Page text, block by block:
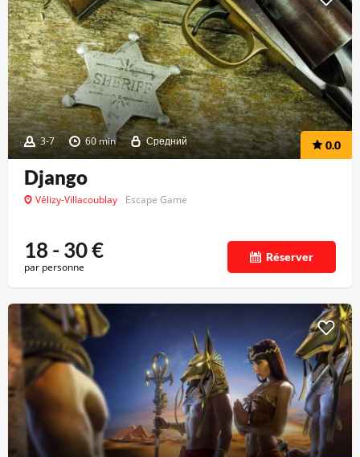
3-7 60 min Средний 0.0
Django
Vélizy-Villacoublay Escape Game
18 - 30€
par personne
Réserver